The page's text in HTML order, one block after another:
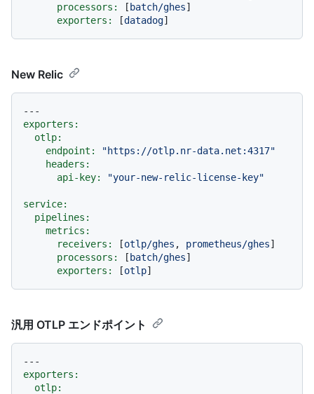
processors:
[ batch/ghes]
exporters:
[datadog
New Relic
---
exporters:
otlp:
endpoint:
"https://otlp.nr-data.net:4317"
headers:
api-key:
"your-new-relic-license-key"
service:
pipelines:
metrics:
receivers:
[otlp/ghes , prometheus/ghes]
processors:
[ batch/ghes]
exporters:
[otlp
汎用 OTLP エンドポイント
---
exporters:
otlp: